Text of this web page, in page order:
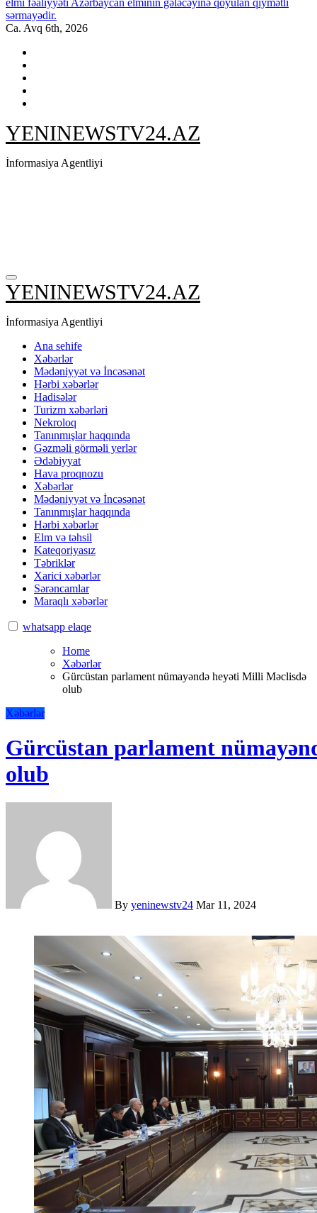
sərmayədir.
Ca. Avq 6th, 2026
YENINEWSTV24.AZ
İnformasiya Agentliyi
YENINEWSTV24.AZ
İnformasiya Agentliyi
Ana sehife
Xəbərlər
Mədəniyyət və İncəsənət
Hərbi xəbərlər
Hadisələr
Turizm xəbərləri
Nekroloq
Tanınmışlar haqqında
Gəzməli görməli yerlər
Ədəbiyyat
Hava proqnozu
Xəbərlər
Mədəniyyət və İncəsənət
Tanınmışlar haqqında
Hərbi xəbərlər
Elm və təhsil
Kateqoriyasız
Təbriklər
Xarici xəbərlər
Sərəncamlar
Maraqlı xəbərlər
whatsapp elaqe
Home
Xəbərlər
Gürcüstan parlament nümayəndə heyəti Milli Məclisdə
olub
Xəbərlər
Gürcüstan parlament
olub
By yeninewstv24 Mar 11, 2024